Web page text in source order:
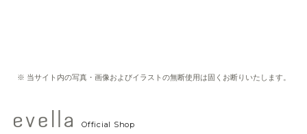
※ 当サイト内の写真・画像およびイラストの無断使用は固くお断りいたします。
Official Shop